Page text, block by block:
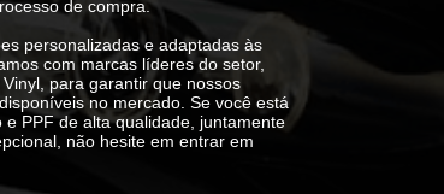
de compra.
personalizadas e adaptadas às
com marcas líderes do setor,
, para garantir que nossos
no mercado. Se você está
PPF de alta qualidade, juntamente
não hesite em entrar em